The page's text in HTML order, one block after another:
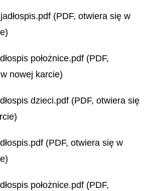
(PDF, otwiera się w
położnice.pdf (PDF,
nowej karcie)
dzieci.pdf (PDF, otwiera się
(PDF, otwiera się w
położnice.pdf (PDF,